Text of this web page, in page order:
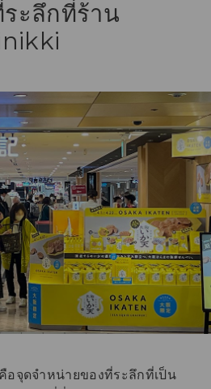
ะลึกที่ร้าน
อจุดจำหน่ายของที่ระลึกที่เป็น